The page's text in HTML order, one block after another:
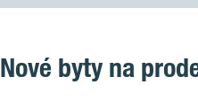
Nové byty na